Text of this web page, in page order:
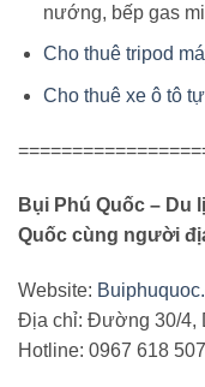
nướng, bếp gas
Cho thuê tripod
Cho thuê xe ô tô
Bụi Phú Quốc – Du
Quốc cùng người
Website:
Địa chỉ: Đường 30/4,
Hotline: 0967 618 507